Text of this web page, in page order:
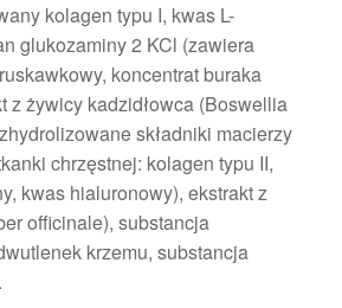
kolagen typu I, kwas L-
glukozaminy 2 KCl (zawiera
koncentrat buraka
z żywicy kadzidłowca (Boswellia
składniki macierzy
chrzęstnej: kolagen typu II,
kwas hialuronowy), ekstrakt z
officinale), substancja
krzemu, substancja